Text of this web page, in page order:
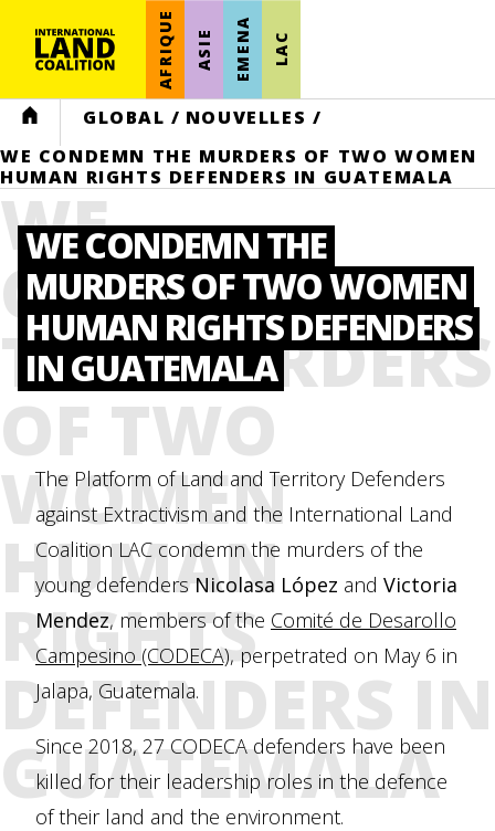
AFRIQUE ASIE EMENA LAC
HOME GLOBAL / NOUVELLES /
WE CONDEMN THE MURDERS OF TWO WOMEN
HUMAN RIGHTS DEFENDERS IN GUATEMALA
WE
CONDEMN
THE MURDERS
OF TWO
WOMEN
HUMAN
RIGHTS
DEFENDERS IN
GUATEMALA
WE CONDEMN THE
MURDERS OF TWO WOMEN
HUMAN RIGHTS DEFENDERS
IN GUATEMALA
The Platform of Land and Territory Defenders
against Extractivism and the International Land
Coalition LAC condemn the murders of the
young defendersNicolasa López and Victoria
Mendez, members of the Comité de Desarollo
Campesino (CODECA), perpetrated on May 6 in
Jalapa, Guatemala.
Since 2018, 27 CODECA defenders have been
killed for their leadership roles in the defence
of their land and the environment.